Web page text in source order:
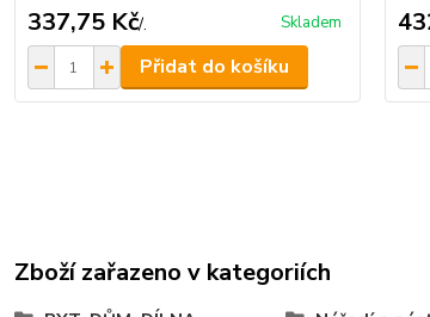
337,75 Kč/. Skladem
Přidat do košíku
Zboží zařazeno v kategoriích